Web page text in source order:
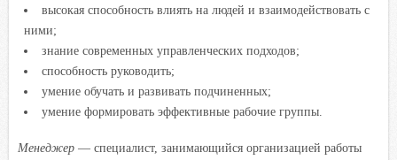
высокая способность влиять на людей и взаимодействовать с
ними;
знание современных управленческих подходов;
способность руководить;
умение обучать и развивать подчиненных;
умение формировать эффективные рабочие группы.
Менеджер — специалист, занимающийся организацией работы